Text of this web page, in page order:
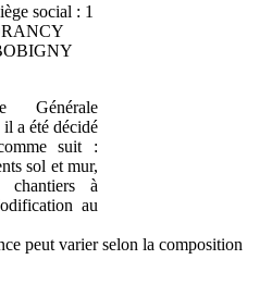
social : 1
Générale
a été décidé
suit :
sol et mur,
chantiers à
au
peut varier selon la composition